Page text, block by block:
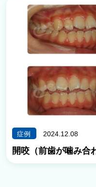
症例 2024.12.08
開咬（前歯が噛み合